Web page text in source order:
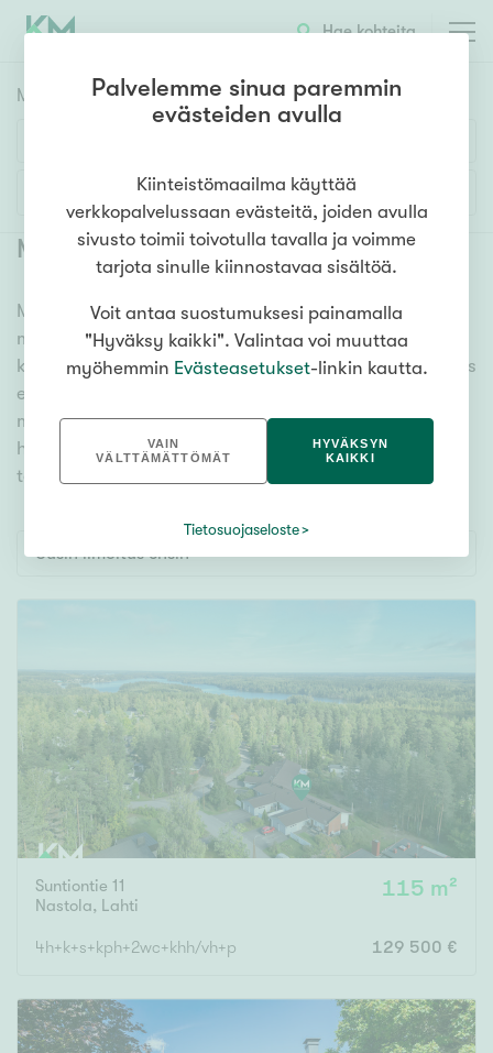
Hae kohteita
Myyntikohteet
1h 2h 3h 4h 5h+
Asuntotyyppi
Kerros-/luhtitalo
Rivitalo/paritalo
Omakoti-/erillistalo
Maa- tai metsätila
Vapaa-ajan asunto
Autotalli
Hinta
000 000 €
Pinta-ala
Asuinpinta-ala Kokonaispinta-ala
Lisää hakuehtoja
Myytävät asunnot Lahti (200)
Meiltä löydät myytävät asunnot Lahti, oli tarpeesi
mikä vain! Tuhansien kohteiden ja satojen
kiinteistönvälittäjien verkostomme auttaa sinua kenties
elämäsi tärkeimmässä päätöksessä. Katso alta kaikki
myytävät asunnot Lahti. Hyödynnä myös kätevää
hakutyökaluamme, jonka avulla löydät omien
toiveidesi mukaisen kodin.
Uusin ilmoitus ensin
Suntiontie 11
Nastola, Lahti
115 m²
4h+k+s+kph+2wc+khh/vh+p 129 500 €
Palvelemme sinua paremmin
evästeiden avulla
Kiinteistömaailma käyttää
verkkopalvelussaan evästeitä, joiden avulla
sivusto toimii toivotulla tavalla ja voimme
tarjota sinulle kiinnostavaa sisältöä.
Voit antaa suostumuksesi painamalla
"Hyväksy kaikki". Valintaa voi muuttaa
myöhemmin Evästeasetukset-linkin kautta.
VAIN
VÄLTTÄMÄTTÖMÄT
HYVÄKSYN
KAIKKI
Tietosuojaseloste